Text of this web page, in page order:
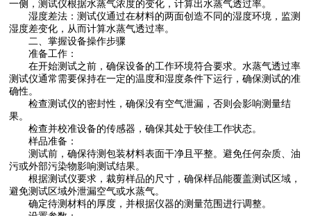
一侧，测试仪根据水蒸气浓度的变化，计算出水蒸气透过率。
湿度差法：测试仪通过在材料的两面创造不同的湿度环境，监测
湿度差变化，从而计算水蒸气透过率。
二、掌握设备操作步骤
准备工作：
在开始测试之前，确保设备的工作环境符合要求。水蒸气透过率
测试仪通常需要保持在一定的温度和湿度条件下运行，确保测试的准
确性。
检查测试仪的密封性，确保没有空气泄漏，否则会影响测量结
果。
检查并校准设备的传感器，确保其处于较佳工作状态。
样品准备：
测试前，确保待测包装材料表面干净且平整。避免任何杂质、油
污或外部污染物影响测试结果。
根据测试仪要求，裁剪样品的尺寸，确保样品能覆盖测试区域，
避免测试区域外泄漏空气或水蒸气。
确定待测材料的厚度，并根据仪器的测量范围进行调整。